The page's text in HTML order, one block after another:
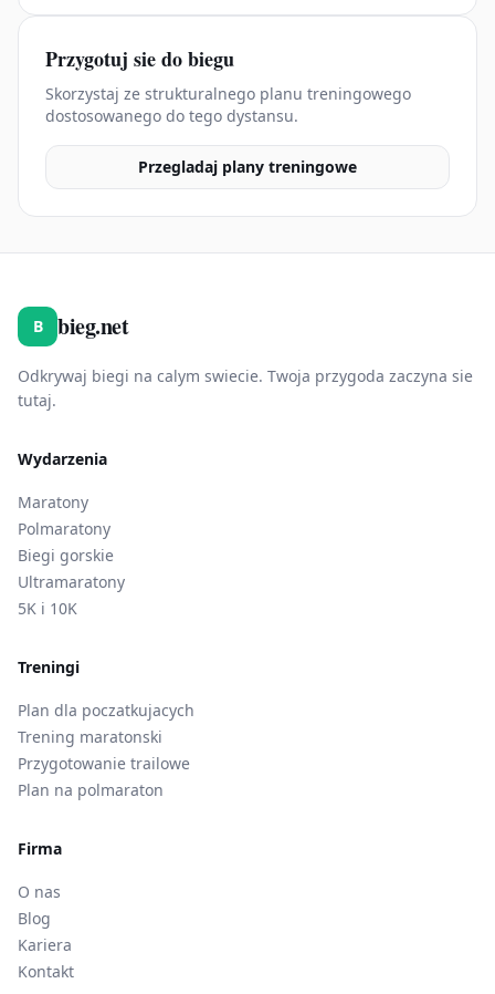
Przygotuj sie do biegu
Skorzystaj ze strukturalnego planu treningowego
dostosowanego do tego dystansu.
Przegladaj plany treningowe
B bieg.net
Odkrywaj biegi na calym swiecie. Twoja przygoda zaczyna sie
tutaj.
Wydarzenia
Maratony
Polmaratony
Biegi gorskie
Ultramaratony
5K i 10K
Treningi
Plan dla poczatkujacych
Trening maratonski
Przygotowanie trailowe
Plan na polmaraton
Firma
O nas
Blog
Kariera
Kontakt